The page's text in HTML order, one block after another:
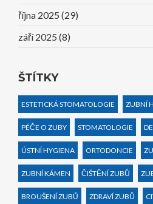
října 2025 (29)
září 2025 (8)
ŠTÍTKY
ESTETICKÁ STOMATOLOGIE ZUBNÍ
PÉČE O ZUBY STOMATOLOGIE
ÚSTNÍ HYGIENA ORTODONCIE
ZUBNÍ KÁMEN ČIŠTĚNÍ ZUBŮ
BROUŠENÍ ZUBŮ ZDRAVÍ ZUBŮ